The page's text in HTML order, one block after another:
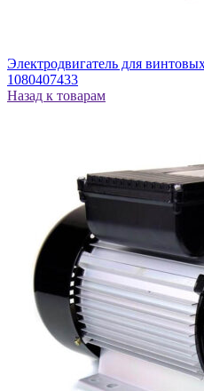
Электродвигатель для
1080407433
Назад к товарам